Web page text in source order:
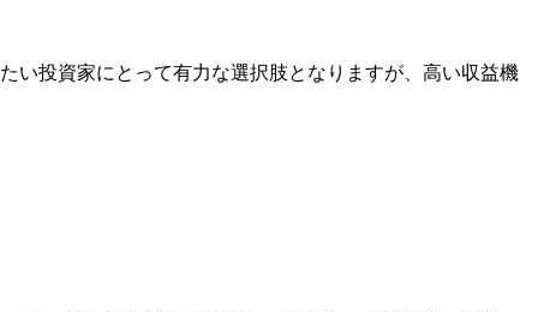
い投資家にとって有力な選択肢となりますが、高い収益機